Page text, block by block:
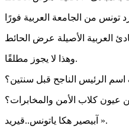
وهذا لا يجوز مطلقًا.
آبيصير هكا ياتونس..قيريد ».